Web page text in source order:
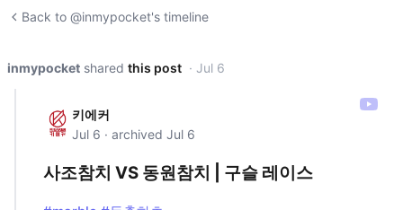
Back to @inmypocket's timeline
inmypocket shared this post · Jul 6
키에커
Jul 6 · archived Jul 6
사조참치 VS 동원참치 | 구슬 레이스